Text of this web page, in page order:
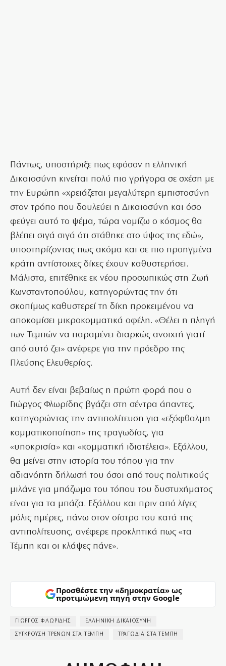
Πάντως, υποστήριξε πως εφόσον η ελληνική
Δικαιοσύνη κινείται πολύ πιο γρήγορα σε σχέση με
την Ευρώπη «χρειάζεται μεγαλύτερη εμπιστοσύνη
στον τρόπο που δουλεύει η Δικαιοσύνη και όσο
φεύγει αυτό το ψέμα, τώρα νομίζω ο κόσμος θα
βλέπει σιγά σιγά ότι στάθηκε στο ύψος της εδώ»,
υποστηρίζοντας πως ακόμα και σε πιο προηγμένα
κράτη αντίστοιχες δίκες έχουν καθυστερήσει.
Μάλιστα, επιτέθηκε εκ νέου προσωπικώς στη Ζωή
Κωνσταντοπούλου, κατηγορώντας την ότι
σκοπίμως καθυστερεί τη δίκη προκειμένου να
αποκομίσει μικροκομματικά οφέλη. «Θέλει η πληγή
των Τεμπών να παραμένει διαρκώς ανοιχτή γιατί
από αυτό ζει» ανέφερε για την πρόεδρο της
Πλεύσης Ελευθερίας.
Αυτή δεν είναι βεβαίως η πρώτη φορά που ο
Γιώργος Φλωρίδης βγάζει στη σέντρα άπαντες,
κατηγορώντας την αντιπολίτευση για «εξόφθαλμη
κομματικοποίηση» της τραγωδίας, για
«υποκρισία» και «κομματική ιδιοτέλεια». Εξάλλου,
θα μείνει στην ιστορία του τόπου για την
αδιανόητη δήλωσή του όσοι από τους πολιτικούς
μιλάνε για μπάζωμα του τόπου του δυστυχήματος
είναι για τα μπάζα. Εξάλλου και πριν από λίγες
μόλις ημέρες, πάνω στον οίστρο του κατά της
αντιπολίτευσης, ανέφερε προκλητικά πως «τα
Τέμπη και οι κλάψες πάνε».
Προσθέστε την «δημοκρατία» ως
προτιμώμενη πηγή στην Google
ΓΙΩΡΓΟΣ ΦΛΩΡΙΔΗΣ ΕΛΛΗΝΙΚΗ ΔΙΚΑΙΟΣΥΝΗ
ΣΥΓΚΡΟΥΣΗ ΤΡΕΝΩΝ ΣΤΑ ΤΕΜΠΗ ΤΡΑΓΩΔΙΑ ΣΤΑ ΤΕΜΠΗ